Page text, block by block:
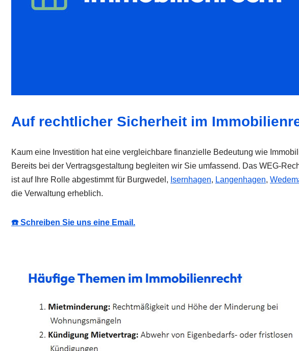
Auf rechtlicher Sicherheit im
Kaum eine Investition hat eine vergleichbare finanzielle Bedeutung wie
Bereits bei der Vertragsgestaltung begleiten wir Sie umfassend. Das WEG-
ist auf Ihre Rolle abgestimmt für Burgwedel, Isernhagen, Langenhagen,
die Verwaltung erheblich.
☎️ Schreiben Sie uns eine Email.